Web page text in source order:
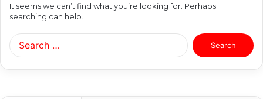
It seems we can’t find what you’re looking for. Perhaps
searching can help.
Search
for: